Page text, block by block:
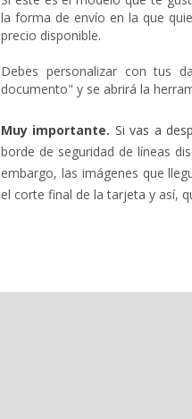
la forma de envío en la que
precio disponible.
Debes personalizar con tus
documento" y se abrirá la
Muy importante. Si vas a
borde de seguridad de líneas
embargo, las imágenes que
el corte final de la tarjeta y así,